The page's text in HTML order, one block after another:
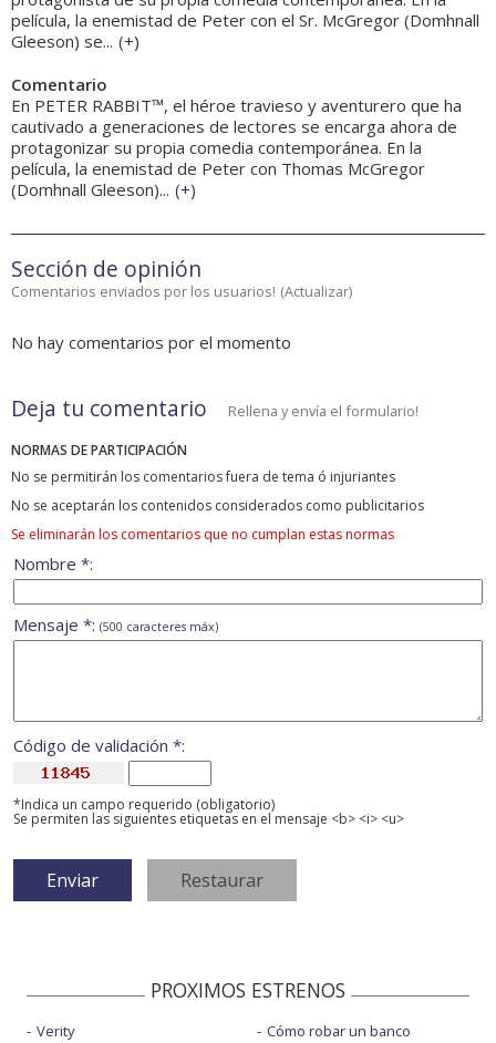
película, la enemistad de Peter con el Sr. McGregor (Domhnall
Gleeson) se... (+)
Comentario
En PETER RABBIT™, el héroe travieso y aventurero que ha
cautivado a generaciones de lectores se encarga ahora de
protagonizar su propia comedia contemporánea. En la
película, la enemistad de Peter con Thomas McGregor
(Domhnall Gleeson)... (+)
Sección de opinión
Comentarios enviados por los usuarios! (Actualizar)
No hay comentarios por el momento
Deja tu comentario Rellena y envía el formulario!
NORMAS DE PARTICIPACIÓN
No se permitirán los comentarios fuera de tema ó injuriantes
No se aceptarán los contenidos considerados como publicitarios
Se eliminarán los comentarios que no cumplan estas normas
Nombre *:
Mensaje *: (500 caracteres máx)
Código de validación *:
*Indica un campo requerido (obligatorio)
Se permiten las siguientes etiquetas en el mensaje <b> <i> <u>
PROXIMOS ESTRENOS
Verity
Cómo robar un banco